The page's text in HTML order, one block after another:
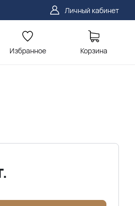
Личный кабинет
Избранное Корзина